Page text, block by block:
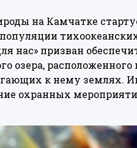
на Камчатке
нас» призван
озера,
к нему землях.
охранных